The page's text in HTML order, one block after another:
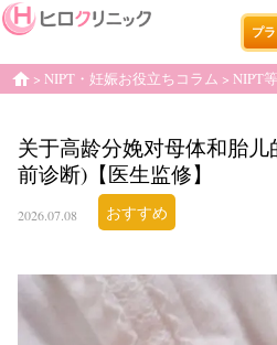
プ
homeNIPT・妊娠お役立ちコラム NIPT等
关于高龄分娩对母体和胎
前诊断)【医生监修】
2026.07.08 おすすめ